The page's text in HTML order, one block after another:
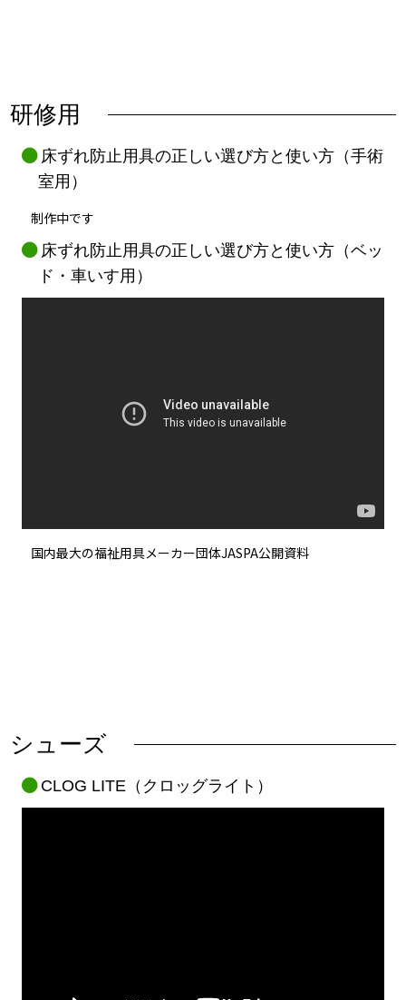
研修用
床ずれ防止用具の正しい選び方と使い方（手術
室用）
制作中です
床ずれ防止用具の正しい選び方と使い方（ベッ
ド・車いす用）
国内最大の福祉用具メーカー団体JASPA公開資料
シューズ
CLOG LITE（クロッグライト）